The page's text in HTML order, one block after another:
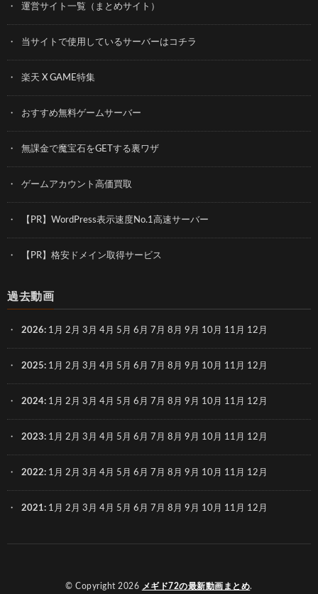
運営サイト一覧（まとめサイト）
当サイトで使用しているサーバーはコチラ
楽天 X GAME特集
おすすめ無料ゲームサーバー
無課金で魔宝石をGETする裏ワザ
ゲームアカウント高価買取
【PR】WordPress表示速度No.1高速サーバー
【PR】格安ドメイン取得サービス
過去動画
2026: 1月 2月 3月 4月 5月 6月 7月 8月 9月 10月 11月 12月
2025: 1月 2月 3月 4月 5月 6月 7月 8月 9月 10月 11月 12月
2024: 1月 2月 3月 4月 5月 6月 7月 8月 9月 10月 11月 12月
2023: 1月 2月 3月 4月 5月 6月 7月 8月 9月 10月 11月 12月
2022: 1月 2月 3月 4月 5月 6月 7月 8月 9月 10月 11月 12月
2021: 1月 2月 3月 4月 5月 6月 7月 8月 9月 10月 11月 12月
© Copyright 2026 メギド72の最新動画まとめ.